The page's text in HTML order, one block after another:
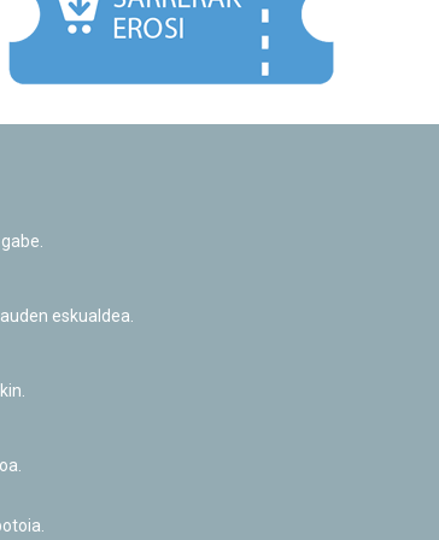
Informazio publikoa eskatzeko baimena
eskualdea.